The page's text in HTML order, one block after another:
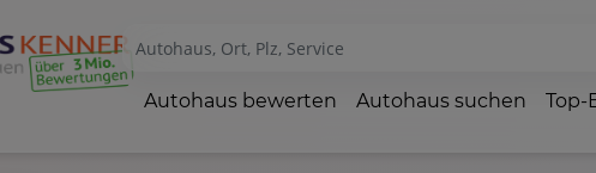
Autohaus bewerten Autohaus suchen Top-